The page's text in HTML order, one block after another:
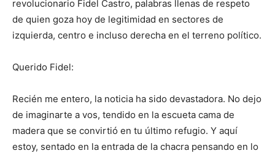
revolucionario Fidel Castro, palabras llenas de respeto
de quien goza hoy de legitimidad en sectores de
izquierda, centro e incluso derecha en el terreno político.
Querido Fidel:
Recién me entero, la noticia ha sido devastadora. No dejo
de imaginarte a vos, tendido en la escueta cama de
madera que se convirtió en tu último refugio. Y aquí
estoy, sentado en la entrada de la chacra pensando en lo